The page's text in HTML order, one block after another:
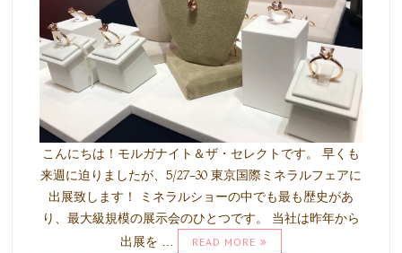
こんにちは！モルガナイト＆ザ・セレクトです。 早くも
来週に迫りましたが、5/27-30 東京国際ミネラルフェアに
出展致します！ ミネラルショーの中でも最も歴史があ
り、最大級規模の展示会のひとつです。 当社は昨年から
出展を …
READ MORE